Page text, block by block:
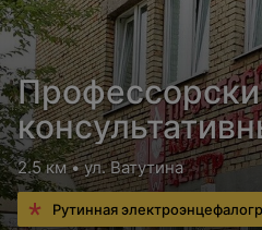
Гродно
2.5 км • ул. Ватутина
Рутинная